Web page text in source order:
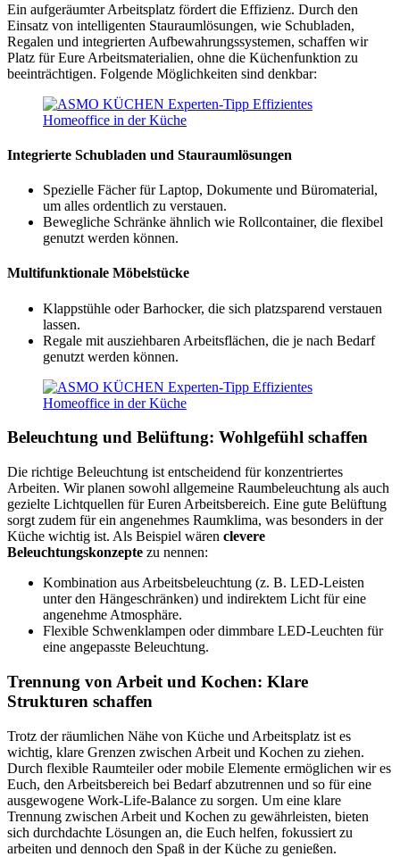
Ein aufgeräumter Arbeitsplatz fördert die Effizienz. Durch den
Einsatz von intelligenten Stauraumlösungen, wie Schubladen,
Regalen und integrierten Aufbewahrungssystemen, schaffen wir
Platz für Eure Arbeitsmaterialien, ohne die Küchenfunktion zu
beeinträchtigen. Folgende Möglichkeiten sind denkbar:
Integrierte Schubladen und Stauraumlösungen
Spezielle Fächer für Laptop, Dokumente und Büromaterial,
um alles ordentlich zu verstauen.
Bewegliche Schränke ähnlich wie Rollcontainer, die flexibel
genutzt werden können.
Multifunktionale Möbelstücke
Klappstühle oder Barhocker, die sich platzsparend verstauen
lassen.
Regale mit ausziehbaren Arbeitsflächen, die je nach Bedarf
genutzt werden können.
Beleuchtung und Belüftung: Wohlgefühl schaffen
Die richtige Beleuchtung ist entscheidend für konzentriertes
Arbeiten. Wir planen sowohl allgemeine Raumbeleuchtung als auch
gezielte Lichtquellen für Euren Arbeitsbereich. Eine gute Belüftung
sorgt zudem für ein angenehmes Raumklima, was besonders in der
Küche wichtig ist. Als Beispiel wären clevere
Beleuchtungskonzepte zu nennen:
Kombination aus Arbeitsbeleuchtung (z. B. LED-Leisten
unter den Hängeschränken) und indirektem Licht für eine
angenehme Atmosphäre.
Flexible Schwenklampen oder dimmbare LED-Leuchten für
eine angepasste Beleuchtung.
Trennung von Arbeit und Kochen: Klare
Strukturen schaffen
Trotz der räumlichen Nähe von Küche und Arbeitsplatz ist es
wichtig, klare Grenzen zwischen Arbeit und Kochen zu ziehen.
Durch flexible Raumteiler oder mobile Elemente ermöglichen wir es
Euch, den Arbeitsbereich bei Bedarf abzutrennen und so für eine
ausgewogene Work-Life-Balance zu sorgen. Um eine klare
Trennung zwischen Arbeit und Kochen zu gewährleisten, bieten
sich durchdachte Lösungen an, die Euch helfen, fokussiert zu
arbeiten und dennoch den Spaß in der Küche zu genießen.